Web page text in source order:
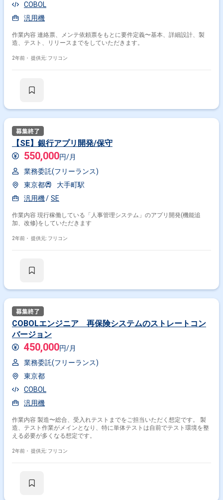
COBOL
汎用機
作業内容 連絡票、メンテ依頼票をもとに要件定義〜基本、詳細設計、製
造、テスト、リリースまでをしていただきます。
2年前・ 提供元: フリコン
【SE】銀行アプリ開発/保守
550,000円/月
業務委託(フリーランス)
東京都
大手町駅
汎用機
SE
作業内容 現行稼働している「人事管理システム」のアプリ開発(機能追
加、改修)をしていただきます
2年前・ 提供元: フリコン
COBOLエンジニア 再保険システムのストレートコン
バージョン
450,000円/月
業務委託(フリーランス)
東京都
COBOL
汎用機
作業内容 製造〜総合、受入れテストまでをご担当いただく想定です。 製
造、テスト作業がメインとなり、特に単体テストは自前でテスト環境を整
える必要が多くなる想定です。
2年前・ 提供元: フリコン